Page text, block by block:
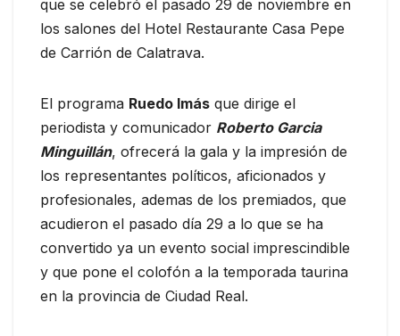
que se celebró el pasado 29 de noviembre en
los salones del Hotel Restaurante Casa Pepe
de Carrión de Calatrava.
El programa Ruedo Imás que dirige el
periodista y comunicador Roberto Garcia
Minguillán, ofrecerá la gala y la impresión de
los representantes políticos, aficionados y
profesionales, ademas de los premiados, que
acudieron el pasado día 29 a lo que se ha
convertido ya un evento social imprescindible
y que pone el colofón a la temporada taurina
en la provincia de Ciudad Real.